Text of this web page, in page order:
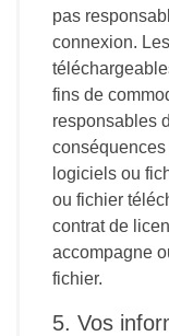
pas
connexion.
fins de
responsables
logiciels ou
ou fichier
contrat de
accompagne
fichier.
5. Vos